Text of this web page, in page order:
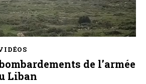
de l’armée
Liban